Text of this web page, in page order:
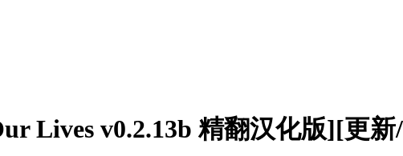
Lives v0.2.13b 精翻汉化版][更